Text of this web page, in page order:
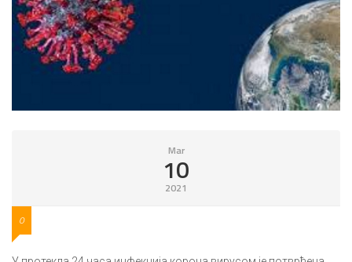
Mar
10
2021
0